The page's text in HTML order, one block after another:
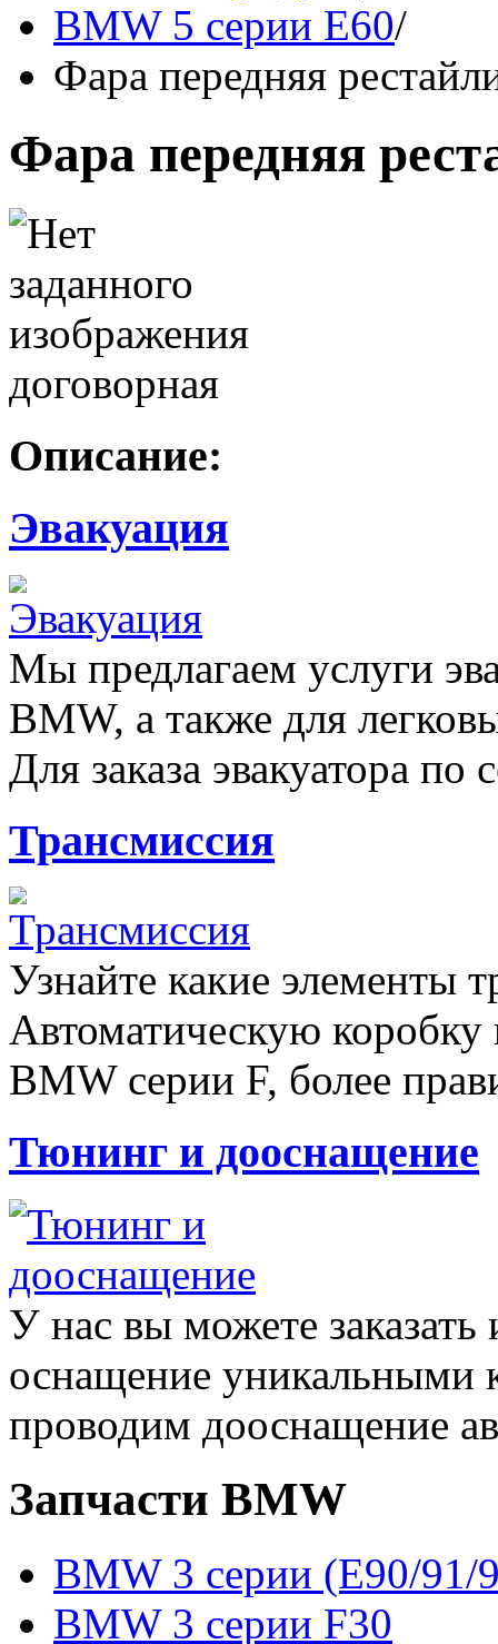
BMW 5 серии E60/
Фара передняя
Фара передняя
договорная
Описание:
Эвакуация
Мы предлагаем услуги
BMW, а также для
Для заказа эвакуатора по
Трансмиссия
Узнайте какие элементы
Автоматическую
BMW серии F, более
Тюнинг и дооснащение
У нас вы можете
оснащение
проводим дооснащение
Запчасти BMW
BMW 3 серии (E90/91/
BMW 3 серии F30